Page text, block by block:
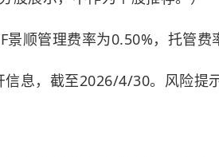
顺管理费率为0.50%，托管费
息，截至2026/4/30。风险提